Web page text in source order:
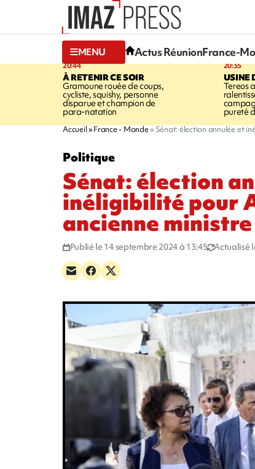
MENU Actus RéunionFrance-
20:44
À RETENIR CE SOIR
Gramoune rouée de coups,
cycliste, squishy, personne
disparue et champion de
para-natation
20:35
USINE
Tereos
pureté
Accueil France - Monde Sénat: élection annulée et
Politique
Sénat: élection
inéligibilité pour
ancienne
Publié le 14 septembre 2024 à 13:45 Actualisé